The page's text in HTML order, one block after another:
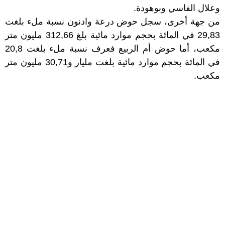
وعلال الفاسي وبوهودة.
من جهة أخرى، سجل حوض درعة وادنون نسبة ملء بلغت
29,83 في المائة بحجم موارد مائية بلغ 312,66 مليون متر
مكعب، أما حوض أم الربيع فعرف نسبة ملء بلغت 20,8
في المائة بحجم موارد مائية بلغت مليار و30,71 مليون متر
مكعب.